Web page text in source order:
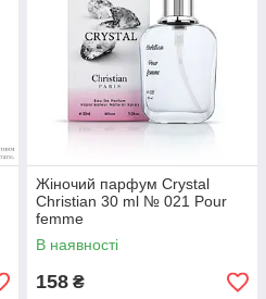
Жіночий парфум Crystal
Christian 30 ml № 021 Pour
femme
В наявності
158 ₴